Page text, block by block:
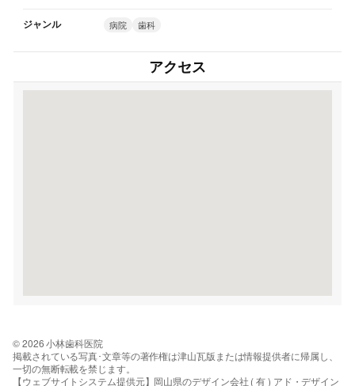
ジャンル 病院 歯科
アクセス
© 2026 小林歯科医院
掲載されている写真･文章等の著作権は津山瓦版または情報提供者に帰属し、
一切の無断転載を禁じます。
【ウェブサイトシステム提供元】岡山県のデザイン会社 ( 有 ) アド・デザイン